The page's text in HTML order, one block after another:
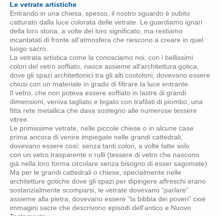
Le vetrate artistiche
Entrando in una chiesa, spesso, il nostro sguardo è subito
catturato dalla luce colorata delle vetrate. Le guardiamo ignari
della loro storia, a volte del loro significato, ma restiamo
incantatati di fronte all’atmosfera che riescono a creare in quel
luogo sacro.
La vetrata artistica come la conosciamo noi, con i bellissimi
colori del vetro soffiato, nasce assieme all’architettura gotica,
dove gli spazi architettonici tra gli alti costoloni, dovevano essere
chiusi con un materiale in grado di filtrare la luce entrante.
Il vetro, che non poteva essere soffiato in lastre di grandi
dimensioni, veniva tagliato e legato con trafilati di piombo, una
fitta rete metallica che dava sostegno alle numerose tessere
vitree.
Le primissime vetrate, nelle piccole chiese o in alcune case
prima ancora di venire impiegate nelle grandi cattedrali,
dovevano essere così: senza tanti colori, a volte fatte solo
con un vetro trasparente o rulli (tessere di vetro che nascono
già nella loro forma circolare senza bisogno di esser sagomate).
Ma per le grandi cattedrali o chiese, specialmente nelle
architetture gotiche dove gli spazi per dipingere affreschi erano
sostanzialmente scomparsi, le vetrate dovevano “parlare”
assieme alla pietra, dovevano essere “la bibbia dei poveri” cioè
immagini sacre che descrivono episodi dell’antico e Nuovo